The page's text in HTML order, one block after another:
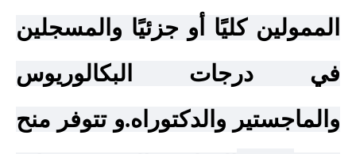
الممولين كليًا أو جزئيًا والمسجلين
في درجات البكالوريوس
والماجستير والدكتوراه.و تتوفر منح